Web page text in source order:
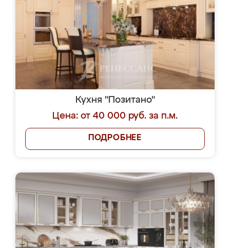
Кухня "Позитано"
Цена: от 40 000 руб. за п.м.
ПОДРОБНЕЕ